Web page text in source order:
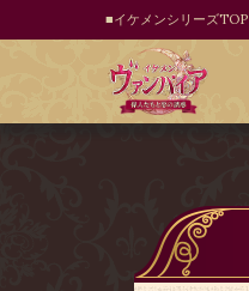
■イケメンシリーズTOP